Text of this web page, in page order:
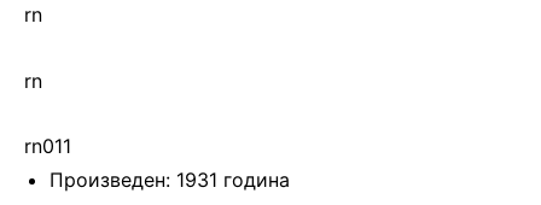
rn
rn
rn011
Произведен: 1931 година